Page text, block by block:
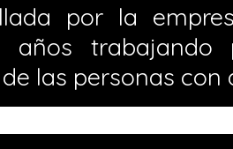
por la
años
las personas con